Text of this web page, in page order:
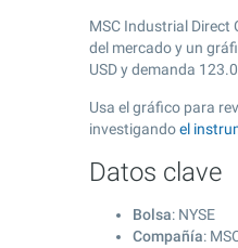
MSC Industrial Direct
del mercado y un
USD y demanda
Usa el gráfico para
investigandoel
Datos clave
Bolsa: NYSE
Compañía: